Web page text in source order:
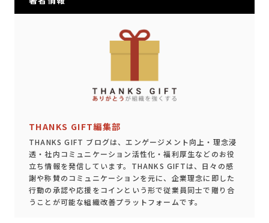
THANKS GIFT編集部
THANKS GIFT ブログは、エンゲージメント向上・理念浸
透・社内コミュニケーション活性化・福利厚生などのお役
立ち情報を発信しています。THANKS GIFTは、日々の感
謝や称賛のコミュニケーションを元に、企業理念に即した
行動の承認や応援をコインという形で従業員同士で贈り合
うことが可能な組織改善プラットフォームです。